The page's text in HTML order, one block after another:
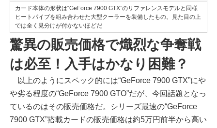
カード本体の形状は“GeForce 7900 GTX”のリファレンスモデルと同様
ヒートパイプを組み合わせた大型クーラーを装備したもの。見た目の上
では全く見分けが付かないほどだ
驚異の販売価格で熾烈な争奪戦
は必至！入手はかなり困難？
以上のようにスペック的には“GeForce 7900 GTX”にや
や劣る程度の“GeForce 7900 GTO”だが、今回話題となっ
ているのはその販売価格だ。シリーズ最速の“GeForce
7900 GTX”搭載カードの販売価格は約5万円前半から高い